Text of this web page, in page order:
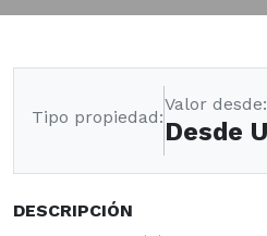
Tipo propiedad:
Valor desde:
Desde
DESCRIPCIÓN